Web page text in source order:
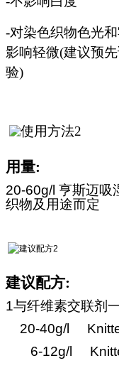
-对染色织物色光
影响轻微(建议预
验)
用量:
20-60g/l 亨斯迈吸
织物及用途而定
建议配方:
1与纤维素交联剂
20-40g/l
6-12g/l